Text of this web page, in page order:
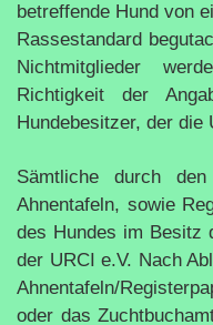
betreffende Hund von
Rassestandard
Nichtmitglieder
Richtigkeit der
Hundebesitzer, der die
Sämtliche durch
Ahnentafeln, sowie
des Hundes im Besitz
der URCI e.V. Nach
Ahnentafeln/
oder das